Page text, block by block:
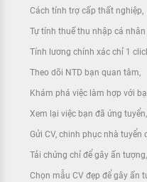
Cách tính trợ cấp thất nghiệp
Tự tính thuế thu nhập cá
Tính lương chính xác chỉ 1
Theo dõi NTD bạn quan tâm
Khám phá việc làm hợp với
Xem lại việc bạn đã ứng tuyển
Gửi CV, chinh phục nhà tuyển
Tải chứng chỉ để gây ấn tượng
Chọn mẫu CV đẹp để gây ấn